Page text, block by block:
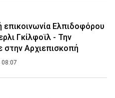
επικοινωνία Ελπιδοφόρου
Γκίλφοϊλ - Την
στην Αρχιεπισκοπή